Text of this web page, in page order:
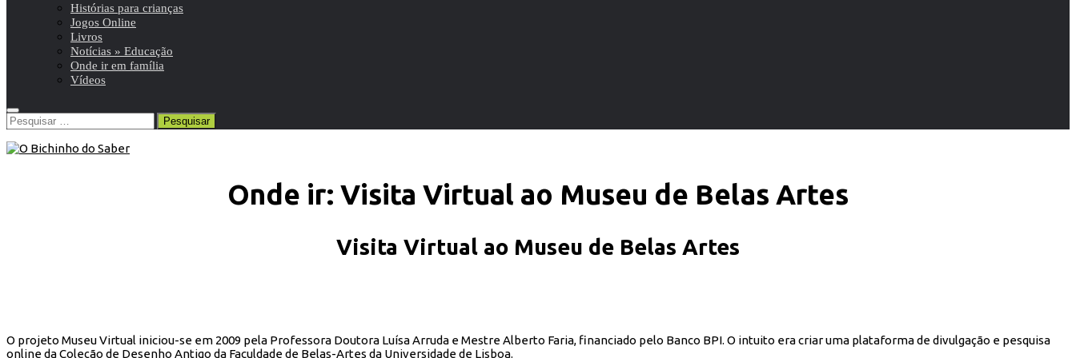
Histórias para crianças
Jogos Online
Livros
Notícias » Educação
Onde ir em família
Vídeos
Pesquisar
por:
Onde ir: Visita Virtual ao Museu de Belas Artes
Visita Virtual ao Museu de Belas Artes
O projeto Museu Virtual iniciou-se em 2009 pela Professora Doutora Luísa Arruda e Mestre Alberto Faria, financiado pelo Banco BPI. O intuito era criar uma plataforma de divulgação e pesquisa
online da Coleção de Desenho Antigo da Faculdade de Belas-Artes da Universidade de Lisboa.